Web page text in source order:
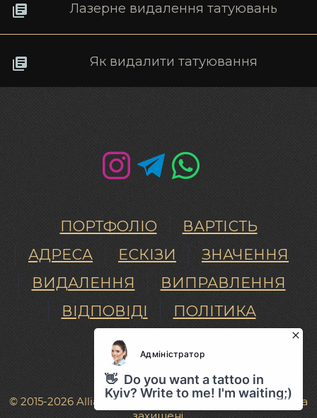
Лазерне видалення татуювань
Як видалити татуювання
ПОРТФОЛІО
ВАРТІСТЬ
АДРЕСА
ЕСКІЗИ
ЗНАЧЕННЯ
ВИДАЛЕННЯ
ВИПРАВЛЕННЯ
ВІДПОВІДІ
ПОЛІТИКА
© 2015-2026 Alliance Tattoo – тату салон Київ. Усі права